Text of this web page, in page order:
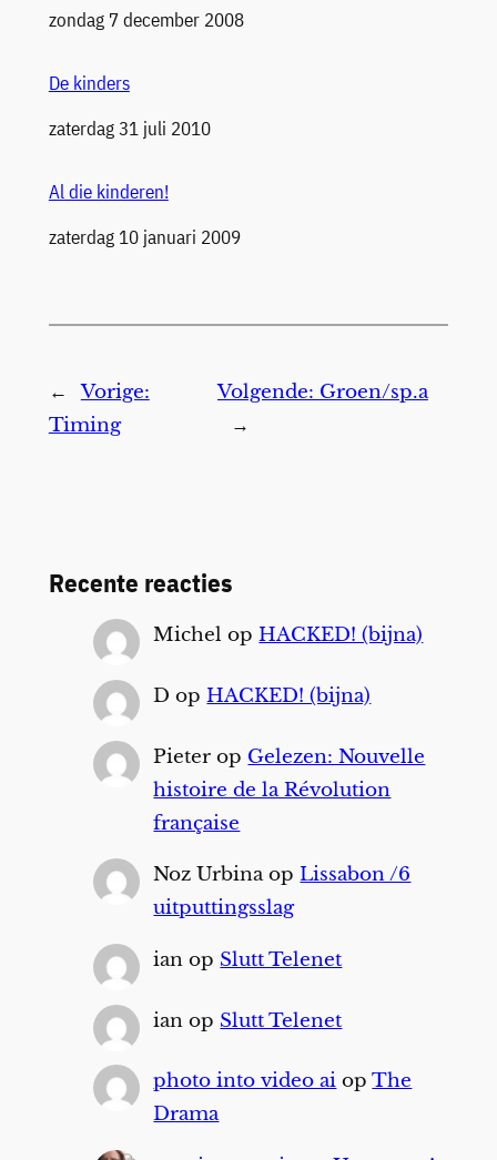
Datum
zondag 7 december 2008
De kinders
Datum
zaterdag 31 juli 2010
Al die kinderen!
Datum
zaterdag 10 januari 2009
←
Vorige:
Timing
Volgende: Groen/sp.a
→
Recente reacties
Michel opHACKED! (bijna)
D opHACKED! (bijna)
Pieter op Gelezen: Nouvelle
histoire de la Révolution
française
Noz UrbinaopLissabon /6
uitputtingsslag
ian op Slutt Telenet
ian op Slutt Telenet
photo into video ai opThe
Drama